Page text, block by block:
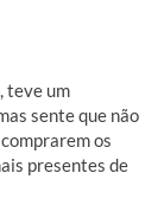
teve um
sente que não
os
presentes de